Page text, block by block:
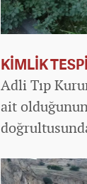
KİMLİK
Adli Tıp
ait